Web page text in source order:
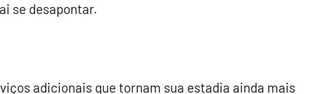
se desapontar.
adicionais que tornam sua estadia ainda mais